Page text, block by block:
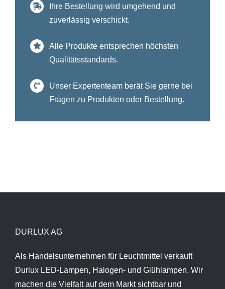
Ihre Bestellung wird umgehend und
zuverlässig verschickt.
Alle Produkte entsprechen höchsten
Qualitätsstandards.
Unser Expertenteam berät Sie gerne bei
Fragen zu Produkten oder Bestellung.
DURLUX AG
Als Handelsunternehmen für Leuchtmittel verkauft
Durlux LED-Lampen, Halogen- und Glühlampen. Wir
machen die Vielfalt auf dem Markt sichtbar und